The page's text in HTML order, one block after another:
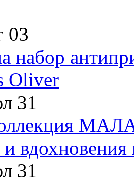
03
набор
Oliver
31
и
31